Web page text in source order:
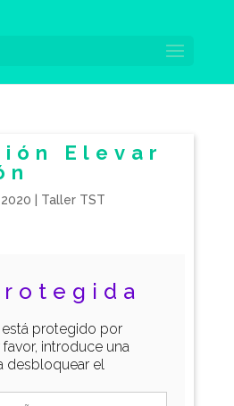
Elevar
Taller TST
protegido por
introduce una
desbloquear el